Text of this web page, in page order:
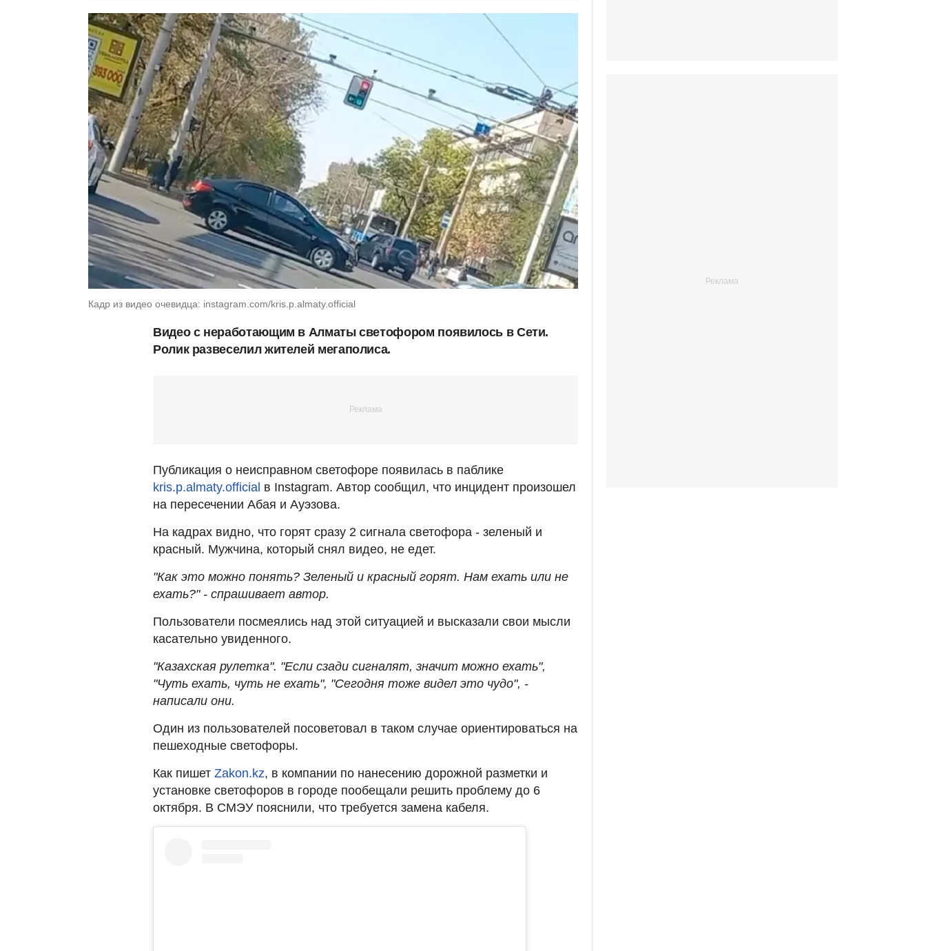
Кадр из видео очевидца: instagram.com/kris.p.almaty.official
Видео с неработающим в Алматы светофором появилось в Сети.
Ролик развеселил жителей мегаполиса.
Публикация о неисправном светофоре появилась в паблике
kris.p.almaty.official в Instagram. Автор сообщил, что инцидент произошел
на пересечении Абая и Ауэзова.
На кадрах видно, что горят сразу 2 сигнала светофора - зеленый и
красный. Мужчина, который снял видео, не едет.
"Как это можно понять? Зеленый и красный горят. Нам ехать или не
ехать?" - спрашивает автор.
Пользователи посмеялись над этой ситуацией и высказали свои мысли
касательно увиденного.
"Казахская рулетка". "Если сзади сигналят, значит можно ехать",
"Чуть ехать, чуть не ехать", "Сегодня тоже видел это чудо", -
написали они.
Один из пользователей посоветовал в таком случае ориентироваться на
пешеходные светофоры.
Как пишет Zakon.kz, в компании по нанесению дорожной разметки и
установке светофоров в городе пообещали решить проблему до 6
октября. В СМЭУ пояснили, что требуется замена кабеля.